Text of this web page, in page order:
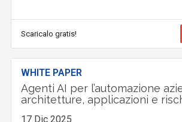
Scaricalo gratis!
WHITE PAPER
Agenti AI per l’automazione
architetture, applicazioni e
17 Dic 2025